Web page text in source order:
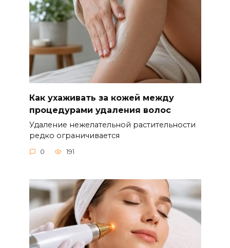
Как ухаживать за кожей между
процедурами удаления волос
Удаление нежелательной растительности
редко ограничивается
0 191